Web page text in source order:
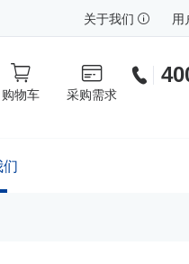
关于我们 用
购物车 采购需求